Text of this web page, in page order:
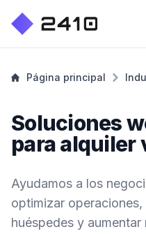
Página principal
Soluciones
para alquiler
Ayudamos a los
optimizar
huéspedes y